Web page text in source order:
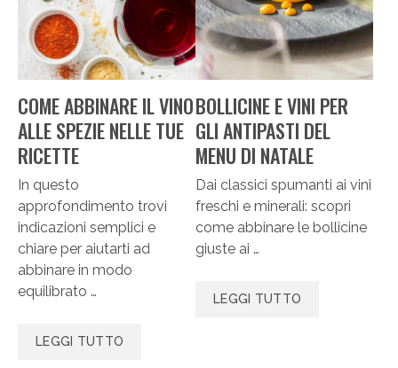
COME ABBINARE IL VINO
ALLE SPEZIE NELLE TUE
RICETTE
In questo
approfondimento trovi
indicazioni semplici e
chiare per aiutarti ad
abbinare in modo
equilibrato …
LEGGI TUTTO
BOLLICINE E VINI PER
GLI ANTIPASTI DEL
MENU DI NATALE
Dai classici spumanti ai vini
freschi e minerali: scopri
come abbinare le bollicine
giuste ai …
LEGGI TUTTO